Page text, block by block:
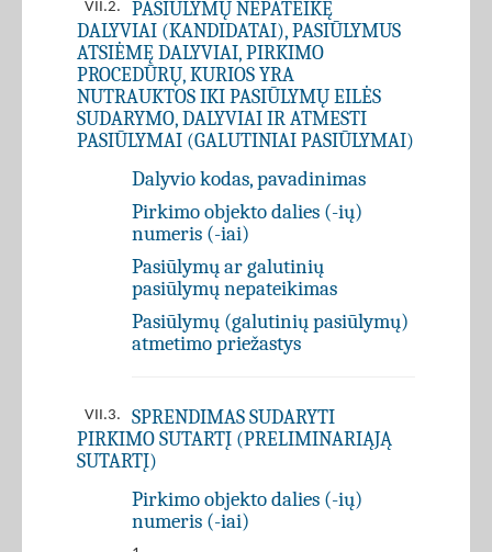
VII.2.
PASIŪLYMŲ NEPATEIKĘ
DALYVIAI (KANDIDATAI), PASIŪLYMUS
ATSIĖMĘ DALYVIAI, PIRKIMO
PROCEDŪRŲ, KURIOS YRA
NUTRAUKTOS IKI PASIŪLYMŲ EILĖS
SUDARYMO, DALYVIAI IR ATMESTI
PASIŪLYMAI (GALUTINIAI PASIŪLYMAI)
Dalyvio kodas, pavadinimas
Pirkimo objekto dalies (-ių)
numeris (-iai)
Pasiūlymų ar galutinių
pasiūlymų nepateikimas
Pasiūlymų (galutinių pasiūlymų)
atmetimo priežastys
VII.3.
SPRENDIMAS SUDARYTI
PIRKIMO SUTARTĮ (PRELIMINARIĄJĄ
SUTARTĮ)
Pirkimo objekto dalies (-ių)
numeris (-iai)